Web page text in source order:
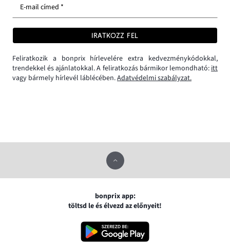
E-mail címed *
IRATKOZZ FEL
Feliratkozik a bonprix hírlevelére extra kedvezménykódokkal,
trendekkel és ajánlatokkal. A feliratkozás bármikor lemondható: itt
vagy bármely hírlevél láblécében.Adatvédelmi szabályzat.
bonprix app:
töltsd le és élvezd az előnyeit!